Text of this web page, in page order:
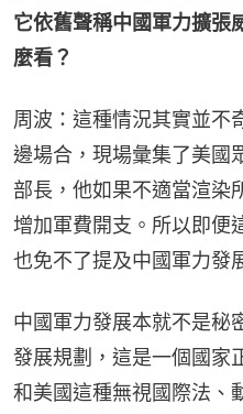
它依舊聲稱中國軍力擴張
麼看？
周波：這種情況其實並不
邊場合，現場彙集了美國
部長，他如果不適當渲染
增加軍費開支。所以即便
也免不了提及中國軍力發
中國軍力發展本就不是秘
發展規劃，這是一個國家
和美國這種無視國際法、